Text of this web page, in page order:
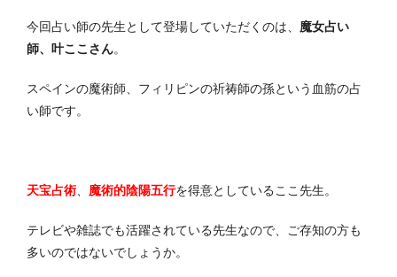
今回占い師の先生として登場していただくのは、 魔女占い
師、叶ここさん。
スペインの魔術師、フィリピンの祈祷師の孫という血筋の占
い師です。
天宝占術 魔術的陰陽五行を得意としているここ先生。
テレビや雑誌でも活躍されている先生なので、ご存知の方も
多いのではないでしょうか。